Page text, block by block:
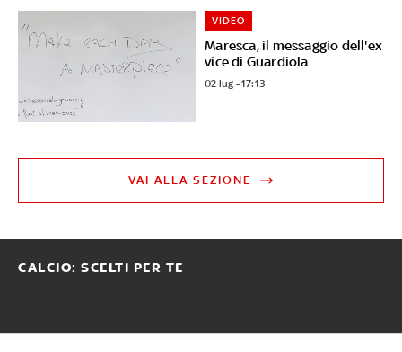
Maresca, il messaggio dell'ex
vice di Guardiola
VIDEO
02 lug - 17:13
VAI ALLA SEZIONE
CALCIO: SCELTI PER TE